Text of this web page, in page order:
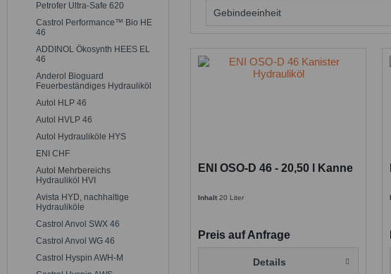
Petrofer Ultra-Safe 620
Castrol Performance™ Bio HE
46
ADDINOL Ökosynth HEES EL
46
Anderol Bioguard
Feuerbeständiges Hydrauliköl
Autol HLP 46
Autol HVLP 46
Autol Hydrauliköle HYS
ENI CHF
Autol Mehrbereichs
Hydrauliköl HVI
Avista HYD, nachhaltige
Hydrauliköle
Castrol Anvol SWX 46
Castrol Anvol WG 46
Castrol Hyspin AWH-M
Mineralöl
Gebindeeinheit
200 Liter Faß
ENI OSO-D 46 - 20,50 l Kanne
Inhalt20 Liter
Preis auf Anfrage
Details